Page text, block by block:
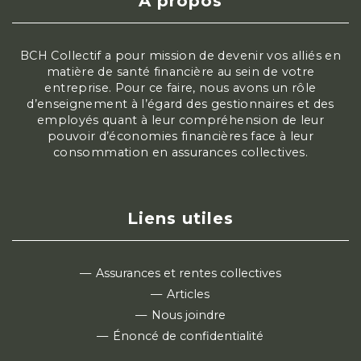
BCH Collectif a pour mission de devenir vos alliés en
matière de santé financière au sein de votre
entreprise. Pour ce faire, nous avons un rôle
d’enseignement à l’égard des gestionnaires et des
employés quant à leur compréhension de leur
pouvoir d’économies financières face à leur
consommation en assurances collectives.
Liens utiles
Assurances et rentes collectives
Articles
Nous joindre
Énoncé de confidentialité